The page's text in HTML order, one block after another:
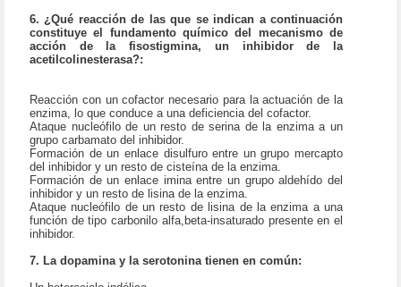
6. ¿Qué reacción de las que se indican a continuación
constituye el fundamento químico del mecanismo de
acción de la fisostigmina, un inhibidor de la
acetilcolinesterasa?:
Reacción con un cofactor necesario para la actuación de la
enzima, lo que conduce a una deficiencia del cofactor.
Ataque nucleófilo de un resto de serina de la enzima a un
grupo carbamato del inhibidor.
Formación de un enlace disulfuro entre un grupo mercapto
del inhibidor y un resto de cisteína de la enzima.
Formación de un enlace imina entre un grupo aldehído del
inhibidor y un resto de lisina de la enzima.
Ataque nucleófilo de un resto de lisina de la enzima a una
función de tipo carbonilo alfa,beta-insaturado presente en el
inhibidor.
7. La dopamina y la serotonina tienen en común: